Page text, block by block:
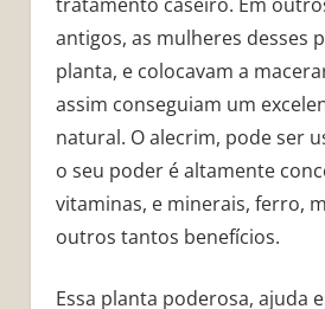
antigos, as mulheres desses
planta, e colocavam a
assim conseguiam um
natural. O alecrim, pode ser
o seu poder é altamente
vitaminas, e minerais, ferro,
outros tantos benefícios.
Essa planta poderosa, ajuda